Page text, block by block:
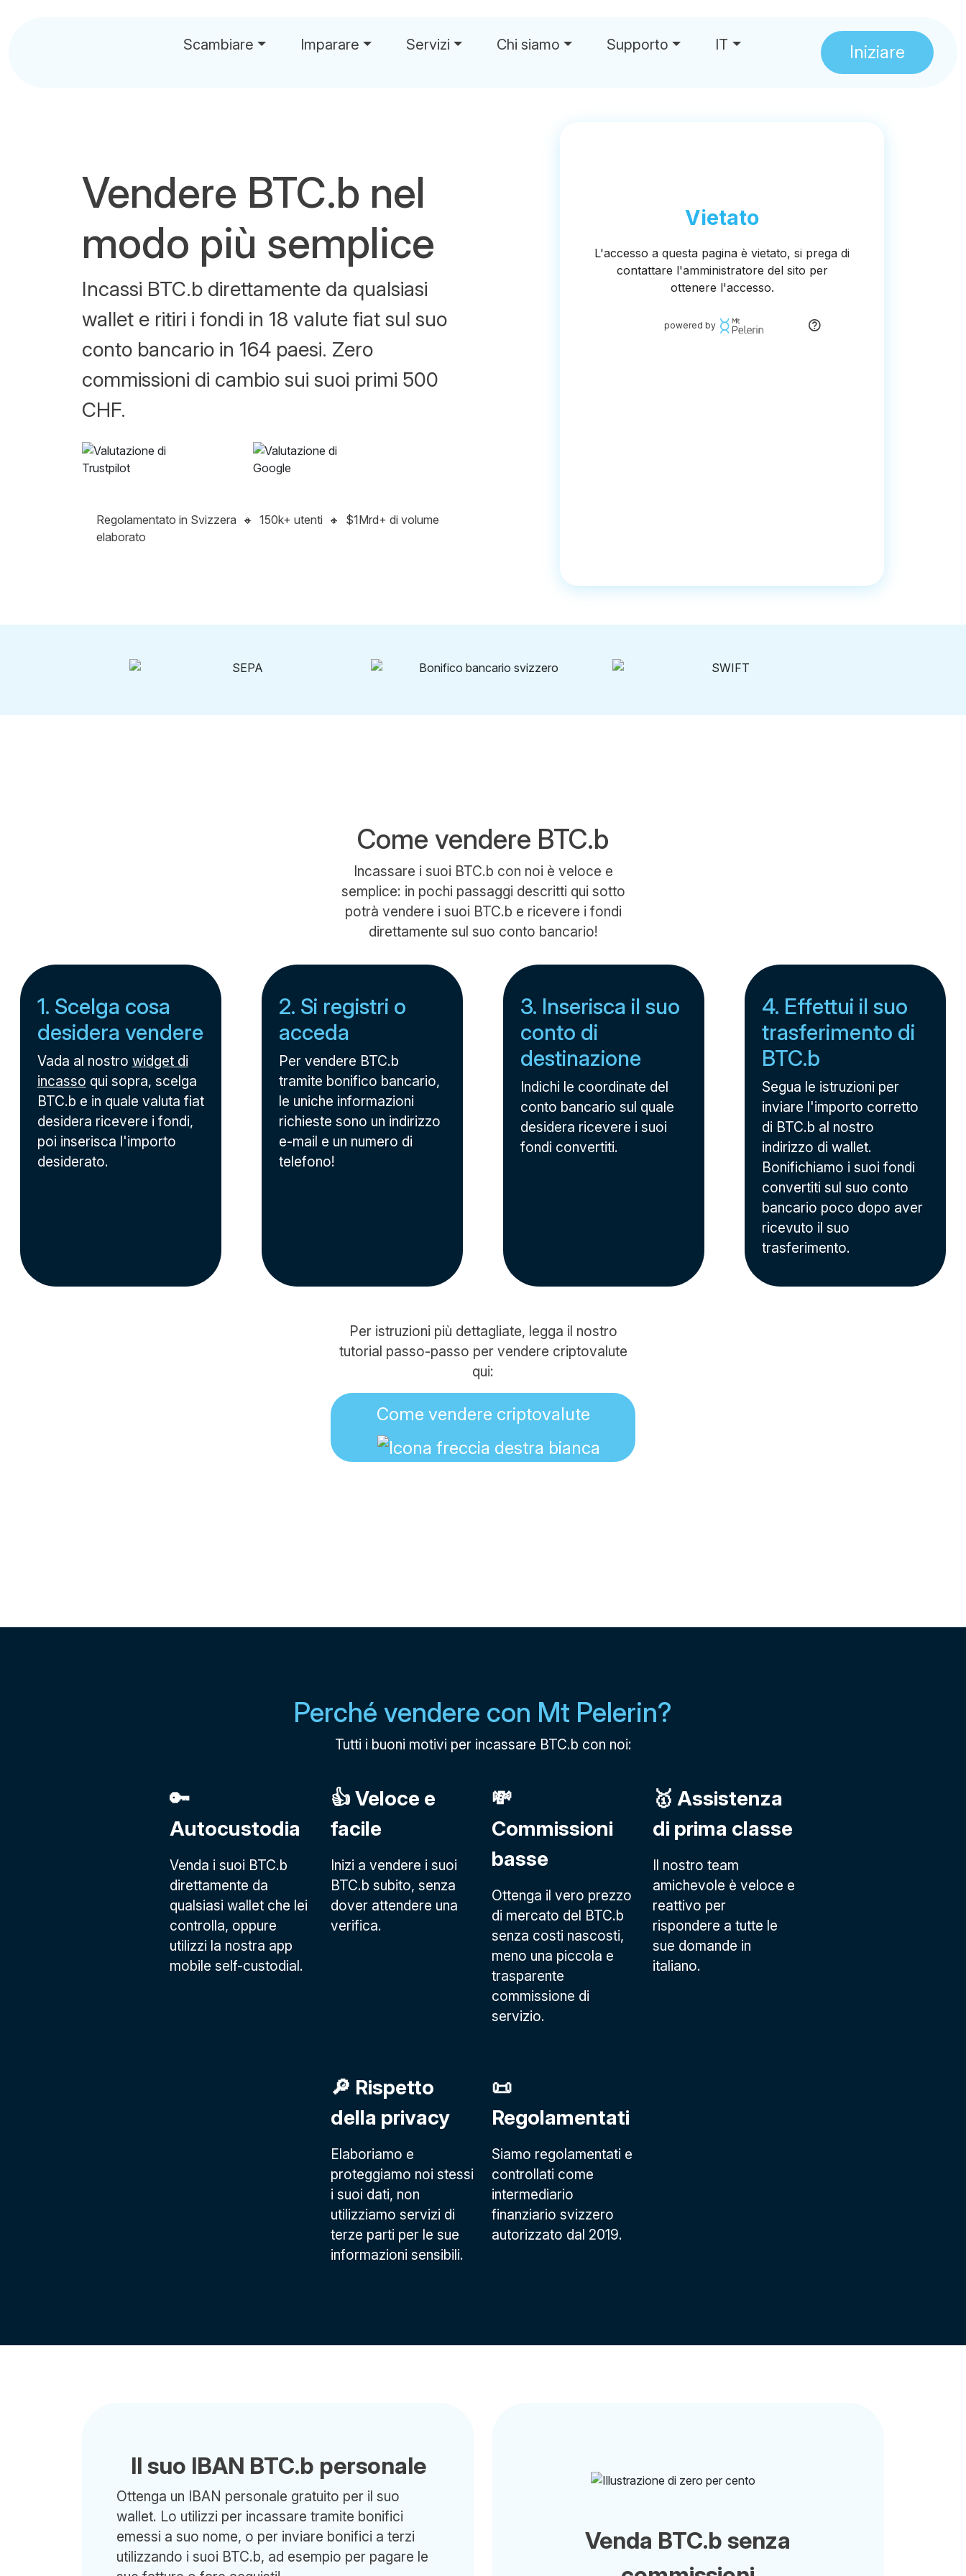
Scambiare Imparare Servizi Chi siamo Supporto IT Iniziare
Vendere BTC.b nel
modo più semplice
Incassi BTC.b direttamente da qualsiasi
wallet e ritiri i fondi in 18 valute fiat sul suo
conto bancario in 164 paesi. Zero
commissioni di cambio sui suoi primi 500
CHF.
Regolamentato in Svizzera 🔸 150k+ utenti 🔸
$1Mrd+ di volume
elaborato
Come vendere BTC.b
Incassare i suoi BTC.b con noi è veloce e
semplice: in pochi passaggi descritti qui sotto
potrà vendere i suoi BTC.b e ricevere i fondi
direttamente sul suo conto bancario!
1. Scelga cosa
desidera vendere
Vada al nostro widget di
incasso qui sopra, scelga
BTC.b e in quale valuta fiat
desidera ricevere i fondi,
poi inserisca l'importo
desiderato.
2. Si registri o
acceda
Per vendere BTC.b
tramite bonifico bancario,
le uniche informazioni
richieste sono un indirizzo
e-mail e un numero di
telefono!
3. Inserisca il suo
conto di
destinazione
Indichi le coordinate del
conto bancario sul quale
desidera ricevere i suoi
fondi convertiti.
4. Effettui il suo
trasferimento di
BTC.b
Segua le istruzioni per
inviare l'importo corretto
di BTC.b al nostro
indirizzo di wallet.
Bonifichiamo i suoi fondi
convertiti sul suo conto
bancario poco dopo aver
ricevuto il suo
trasferimento.
Per istruzioni più dettagliate, legga il nostro
tutorial passo-passo per vendere criptovalute
qui:
Come vendere criptovalute
Perché vendere con Mt Pelerin?
Tutti i buoni motivi per incassare BTC.b con noi:
🔑
Autocustodia
Venda i suoi BTC.b
direttamente da
qualsiasi wallet che lei
controlla, oppure
utilizzi la nostra app
mobile self-custodial.
👍 Veloce e
facile
Inizi a vendere i suoi
BTC.b subito, senza
dover attendere una
verifica.
💸
Commissioni
basse
Ottenga il vero prezzo
di mercato del BTC.b
senza costi nascosti,
meno una piccola e
trasparente
commissione di
servizio.
🥇 Assistenza
di prima classe
Il nostro team
amichevole è veloce e
reattivo per
rispondere a tutte le
sue domande in
italiano.
🔎 Rispetto
della privacy
Elaboriamo e
proteggiamo noi stessi
i suoi dati, non
utilizziamo servizi di
terze parti per le sue
informazioni sensibili.
📜
Regolamentati
Siamo regolamentati e
controllati come
intermediario
finanziario svizzero
autorizzato dal 2019.
Il suo IBAN BTC.b personale
Ottenga un IBAN personale gratuito per il suo
wallet. Lo utilizzi per incassare tramite bonifici
emessi a suo nome, o per inviare bonifici a terzi
utilizzando i suoi BTC.b, ad esempio per pagare le
Venda BTC.b senza